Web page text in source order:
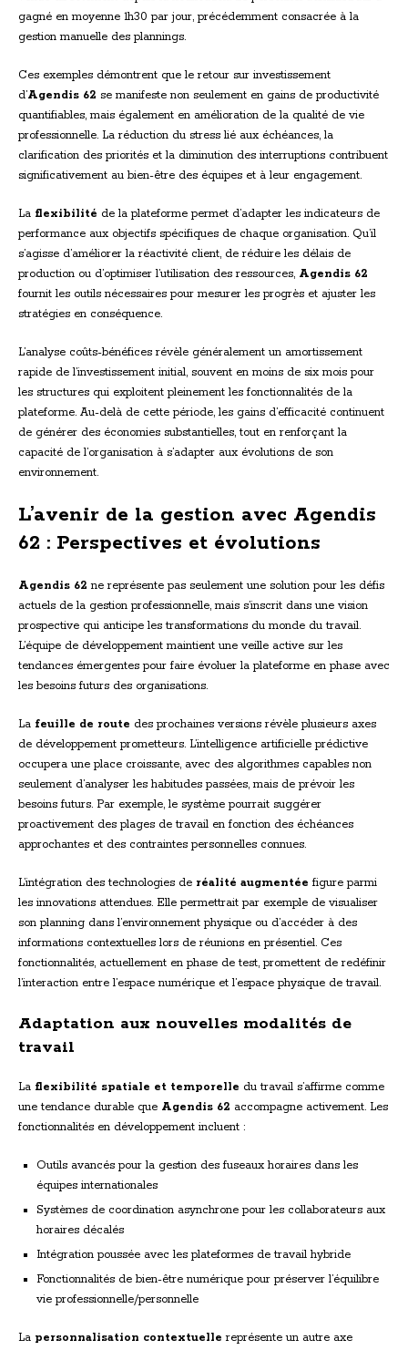
gagné en moyenne 1h30 par jour, précédemment consacrée à la
gestion manuelle des plannings.
Ces exemples démontrent que le retour sur investissement
d’Agendis 62 se manifeste non seulement en gains de productivité
quantifiables, mais également en amélioration de la qualité de vie
professionnelle. La réduction du stress lié aux échéances, la
clarification des priorités et la diminution des interruptions contribuent
significativement au bien-être des équipes et à leur engagement.
La flexibilité de la plateforme permet d’adapter les indicateurs de
performance aux objectifs spécifiques de chaque organisation. Qu’il
s’agisse d’améliorer la réactivité client, de réduire les délais de
production ou d’optimiser l’utilisation des ressources, Agendis 62
fournit les outils nécessaires pour mesurer les progrès et ajuster les
stratégies en conséquence.
L’analyse coûts-bénéfices révèle généralement un amortissement
rapide de l’investissement initial, souvent en moins de six mois pour
les structures qui exploitent pleinement les fonctionnalités de la
plateforme. Au-delà de cette période, les gains d’efficacité continuent
de générer des économies substantielles, tout en renforçant la
capacité de l’organisation à s’adapter aux évolutions de son
environnement.
L’avenir de la gestion avec Agendis
62 : Perspectives et évolutions
Agendis 62 ne représente pas seulement une solution pour les défis
actuels de la gestion professionnelle, mais s’inscrit dans une vision
prospective qui anticipe les transformations du monde du travail.
L’équipe de développement maintient une veille active sur les
tendances émergentes pour faire évoluer la plateforme en phase avec
les besoins futurs des organisations.
La feuille de route des prochaines versions révèle plusieurs axes
de développement prometteurs. L’intelligence artificielle prédictive
occupera une place croissante, avec des algorithmes capables non
seulement d’analyser les habitudes passées, mais de prévoir les
besoins futurs. Par exemple, le système pourrait suggérer
proactivement des plages de travail en fonction des échéances
approchantes et des contraintes personnelles connues.
L’intégration des technologies de réalité augmentée figure parmi
les innovations attendues. Elle permettrait par exemple de visualiser
son planning dans l’environnement physique ou d’accéder à des
informations contextuelles lors de réunions en présentiel. Ces
fonctionnalités, actuellement en phase de test, promettent de redéfinir
l’interaction entre l’espace numérique et l’espace physique de travail.
Adaptation aux nouvelles modalités de
travail
La flexibilité spatiale et temporelle du travail s’affirme comme
une tendance durable que Agendis 62 accompagne activement. Les
fonctionnalités en développement incluent :
Outils avancés pour la gestion des fuseaux horaires dans les
équipes internationales
Systèmes de coordination asynchrone pour les collaborateurs aux
horaires décalés
Intégration poussée avec les plateformes de travail hybride
Fonctionnalités de bien-être numérique pour préserver l’équilibre
vie professionnelle/personnelle
La personnalisation contextuelle représente un autre axe